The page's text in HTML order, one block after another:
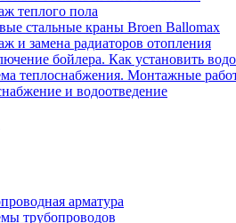
теплого пола
стальные краны Broen Ballomax
и замена радиаторов отопления
бойлера. Как установить
теплоснабжения. Монтажные
и водоотведение
арматура
трубопроводов